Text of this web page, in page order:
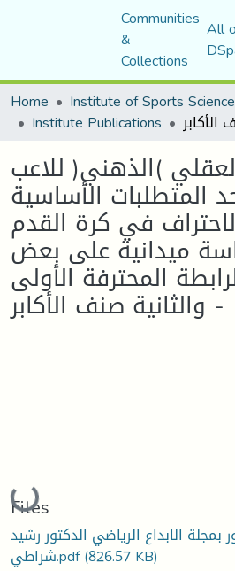
Communities
&
Collections
All
Home
Institute Publications
)الذهني( للاعب
المتطلبات الأساسية
في كرة القدم
ميدانية على بعض
المحترفة الأولى
والثانية صنف الأكابر -
Loading...
Files
بمجلة الابداع الرياضي الدكتور رشيد
شراطي.pdf(826.57 KB)